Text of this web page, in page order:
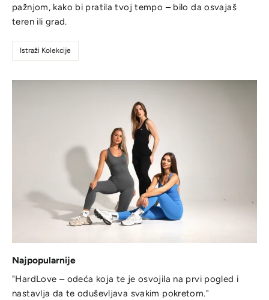
pažnjom, kako bi pratila tvoj tempo – bilo da osvajaš
teren ili grad.
Istraži Kolekcije
Najpopularnije
"HardLove – odeća koja te je osvojila na prvi pogled i
nastavlja da te oduševljava svakim pokretom."